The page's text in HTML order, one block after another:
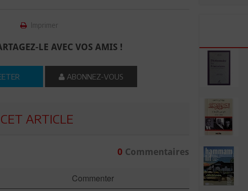
Imprimer
LE AVEC VOS AMIS !
ABONNEZ-VOUS
ARTICLE
0Commentaires
Commenter